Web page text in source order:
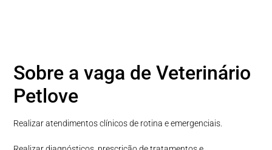
Sobre a vaga de Veterinário
Petlove
Realizar atendimentos clínicos de rotina e emergenciais.